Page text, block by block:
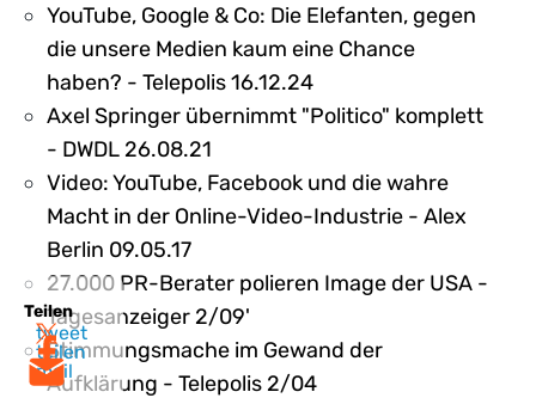
Teilen
tweet
teilen
mail
YouTube, Google & Co: Die Elefanten, gegen
die unsere Medien kaum eine Chance
haben? - Telepolis 16.12.24
Axel Springer übernimmt "Politico" komplett
- DWDL 26.08.21
Video: YouTube, Facebook und die wahre
Macht in der Online-Video-Industrie - Alex
Berlin 09.05.17
27.000 PR-Berater polieren Image der USA -
Tagesanzeiger 2/09'
Stimmungsmache im Gewand der
Aufklärung - Telepolis 2/04